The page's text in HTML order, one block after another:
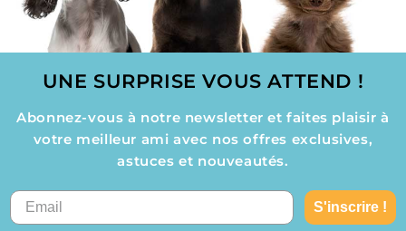
UNE SURPRISE VOUS ATTEND !
Abonnez-vous à notre newsletter et faites plaisir à
votre meilleur ami avec nos offres exclusives,
astuces et nouveautés.
S'inscrire !